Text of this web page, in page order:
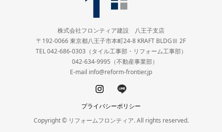
株式会社フロンティア建設 八王子支店
〒192-0066 東京都八王子市本町24-8 KRAFT BLDGⅢ 2F
TEL 042-686-0303（タイル工事部・リフォーム工事部）
042-634-9995（不動産事業部）
E-mail info@reform-frontier.jp
プライバシーポリシー
Copyright © リフォームフロンティア. All rights reserved.